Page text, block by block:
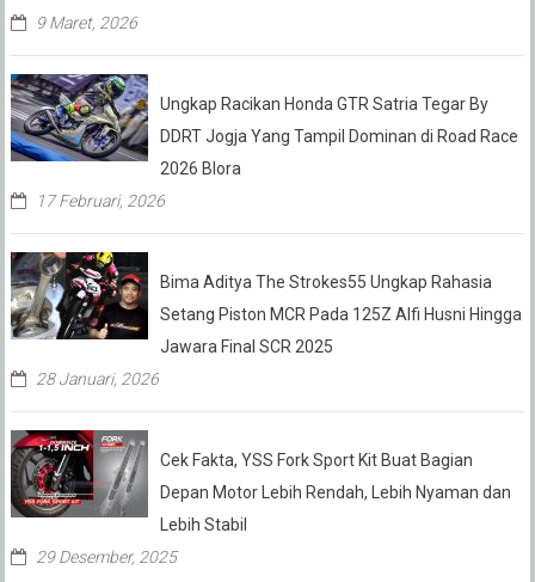
9 Maret, 2026
Ungkap Racikan Honda GTR Satria Tegar By
DDRT Jogja Yang Tampil Dominan di Road Race
2026 Blora
17 Februari, 2026
Bima Aditya The Strokes55 Ungkap Rahasia
Setang Piston MCR Pada 125Z Alfi Husni Hingga
Jawara Final SCR 2025
28 Januari, 2026
Cek Fakta, YSS Fork Sport Kit Buat Bagian
Depan Motor Lebih Rendah, Lebih Nyaman dan
Lebih Stabil
29 Desember, 2025